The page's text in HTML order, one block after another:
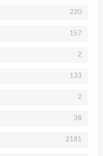
220
157
2
133
2
38
2181